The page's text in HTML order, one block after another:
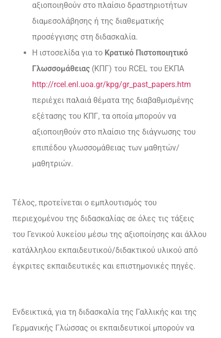
αξιοποιηθούν στο πλαίσιο δραστηριοτήτων
διαμεσολάβησης ή της διαθεματικής
προσέγγισης στη διδασκαλία.
Η ιστοσελίδα για το Κρατικό Πιστοποιητικό
Γλωσσομάθειας (ΚΠΓ) του RCEL του ΕΚΠΑ
http://rcel.enl.uoa.gr/kpg/gr_past_papers.htm
περιέχει παλαιά θέματα της διαβαθμισμένης
εξέτασης του ΚΠΓ, τα οποία μπορούν να
αξιοποιηθούν στο πλαίσιο της διάγνωσης του
επιπέδου γλωσσομάθειας των μαθητών/
μαθητριών.
Τέλος, προτείνεται ο εμπλουτισμός του
περιεχομένου της διδασκαλίας σε όλες τις τάξεις
του Γενικού λυκείου μέσω της αξιοποίησης και άλλου
κατάλληλου εκπαιδευτικού/διδακτικού υλικού από
έγκριτες εκπαιδευτικές και επιστημονικές πηγές.
Ενδεικτικά, για τη διδασκαλία της Γαλλικής και της
Γερμανικής Γλώσσας οι εκπαιδευτικοί μπορούν να